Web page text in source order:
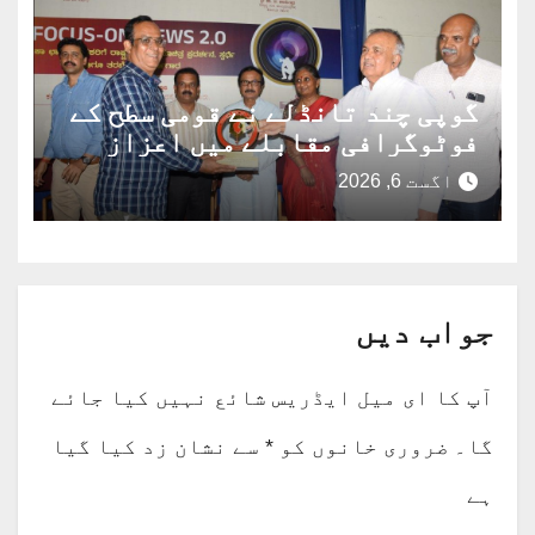
گوپی چند تانڈلے نے قومی سطح کے
فوٹوگرافی مقابلے میں اعزاز
حاصل کیا
اگست 6, 2026
جواب دیں
آپ کا ای میل ایڈریس شائع نہیں کیا جائے
گا۔ ضروری خانوں کو * سے نشان زد کیا گیا
ہے